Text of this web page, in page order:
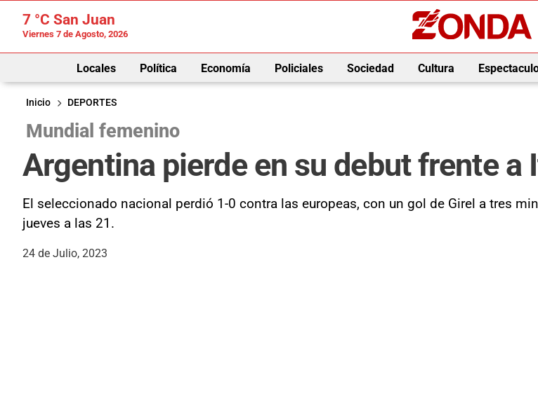
7 °C San Juan
Viernes 7 de Agosto, 2026
Locales Política Economía Policiales Sociedad Cultura
Inicio
DEPORTES
Mundial femenino
Argentina pierde en su debut frente a
El seleccionado nacional perdió 1-0 contra las europeas, con un gol de Girel a tres
jueves a las 21.
24 de Julio, 2023